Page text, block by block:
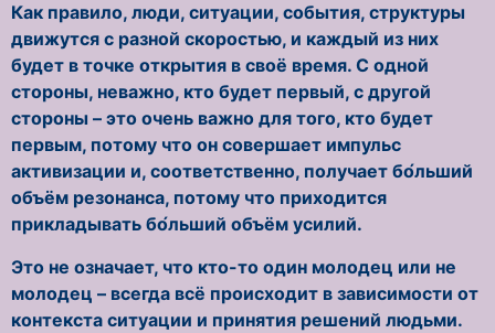
Как правило, люди, ситуации, события, структуры
движутся с разной скоростью, и каждый из них
будет в точке открытия в своё время. С одной
стороны, неважно, кто будет первый, с другой
стороны – это очень важно для того, кто будет
первым, потому что он совершает импульс
активизации и, соответственно, получает бо́льший
объём резонанса, потому что приходится
прикладывать бо́льший объём усилий.
Это не означает, что кто-то один молодец или не
молодец – всегда всё происходит в зависимости от
контекста ситуации и принятия решений людьми.